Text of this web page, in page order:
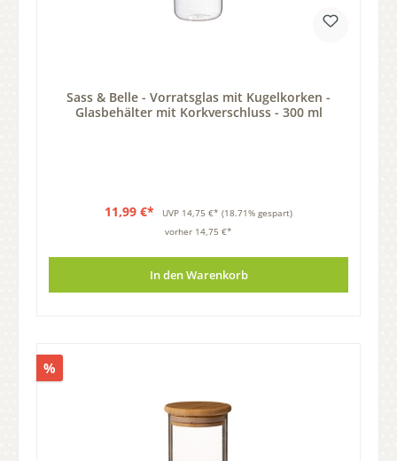
Sass & Belle - Vorratsglas mit Kugelkorken -
Glasbehälter mit Korkverschluss - 300 ml
11,99 €* UVP 14,75 €* (18.71% gespart)
vorher 14,75 €*
In den Warenkorb
%